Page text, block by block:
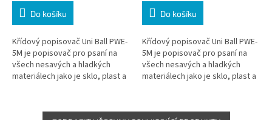
Do košíku
Křídový popisovač Uni Ball PWE-
5M je popisovač pro psaní na
všech nesavých a hladkých
materiálech jako je sklo, plast a
Do košíku
Křídový popisovač Uni Ball PWE-
5M je popisovač pro psaní na
všech nesavých a hladkých
materiálech jako je sklo, plast a